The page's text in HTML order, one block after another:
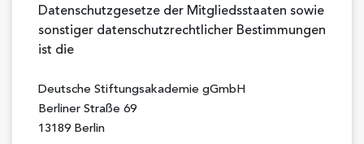
Datenschutzgesetze der Mitgliedsstaaten sowie
sonstiger datenschutzrechtlicher Bestimmungen
ist die
Deutsche Stiftungsakademie gGmbH
Berliner Straße 69
13189 Berlin